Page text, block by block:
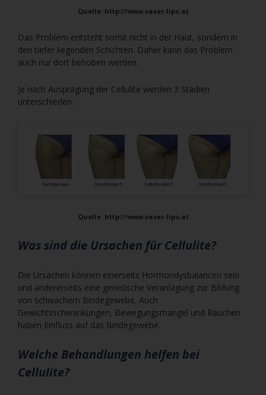
Quelle: http://www.vaser-lipo.at
Das Problem entsteht somit nicht in der Haut, sondern in
den tiefer liegenden Schichten. Daher kann das Problem
auch nur dort behoben werden.
Je nach Ausprägung der Cellulite werden 3 Stadien
unterschieden:
Quelle: http://www.vaser-lipo.at
Was sind die Ursachen für Cellulite?
Die Ursachen können einerseits Hormondysbalancen sein
und andererseits eine genetische Veranlagung zur Bildung
von schwachem Bindegewebe. Auch
Gewichtsschwankungen, Bewegungsmangel und Rauchen
haben Einfluss auf das Bindegewebe.
Welche Behandlungen helfen bei
Cellulite?